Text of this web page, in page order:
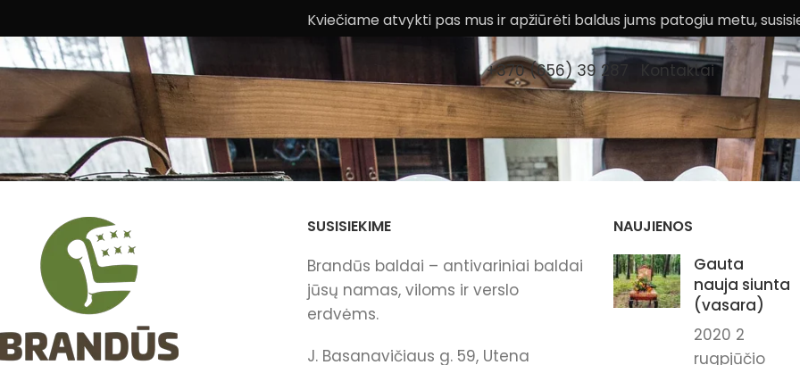
Kviečiame atvykti pas mus ir apžiūrėti baldus jums patogiu metu,
+370 (656) 39 287 Kontaktai
SUSISIEKIME
Brandūs baldai – antivariniai baldai
jūsų namas, viloms ir verslo
erdvėms.
J. Basanavičiaus g. 59, Utena
NAUJIENOS
Gauta
nauja siunta
(vasara)
2020 2
rugpjūčio